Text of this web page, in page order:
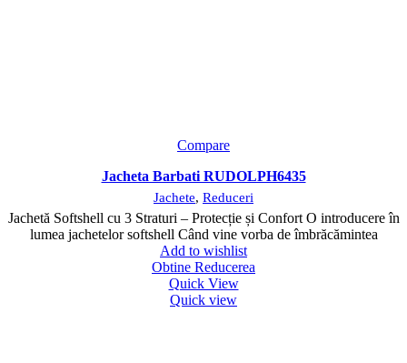
Compare
Jacheta Barbati RUDOLPH6435
Jachete, Reduceri
Jachetă Softshell cu 3 Straturi – Protecție și Confort O introducere în
lumea jachetelor softshell Când vine vorba de îmbrăcămintea
Add to wishlist
Obtine Reducerea
Quick View
Quick view